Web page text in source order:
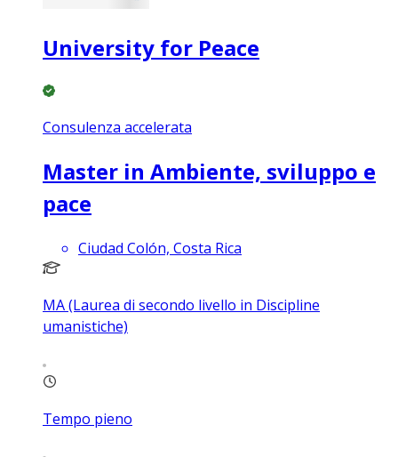
University for Peace
Consulenza accelerata
Master in Ambiente, sviluppo e
pace
Ciudad Colón, Costa Rica
MA (Laurea di secondo livello in Discipline
umanistiche)
Tempo pieno